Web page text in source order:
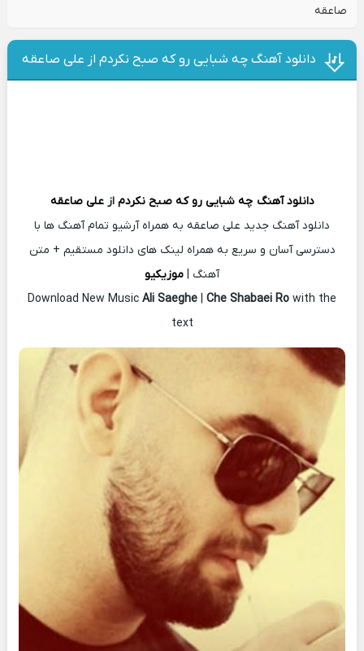
صاعقه
دانلود آهنگ چه شبایی رو که صبح نکردم از علی صاعقه
دانلود آهنگ چه شبایی رو که صبح نکردم ازعلی صاعقه
دانلود آهنگ جدید علی صاعقه به همراه آرشیو تمام آهنگ ها با
دسترسی آسان و سریع به همراه لینک های دانلود مستقیم + متن
آهنگ | موزیکیو
Download New Music Ali Saeghe | Che Shabaei Ro with the
text